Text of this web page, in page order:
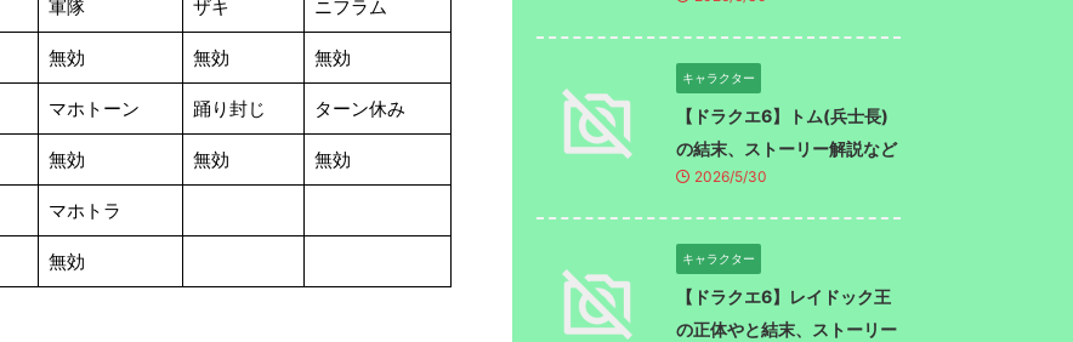
軍隊 ザキ ニフラム
無効 無効 無効
マホトーン 踊り封じ ターン休み
無効 無効 無効
マホトラ
無効
キャラクター
【ドラクエ6】トム(兵士長)
の結末、ストーリー解説など
2026/5/30
キャラクター
【ドラクエ6】レイドック王
の正体やと結末、ストーリー